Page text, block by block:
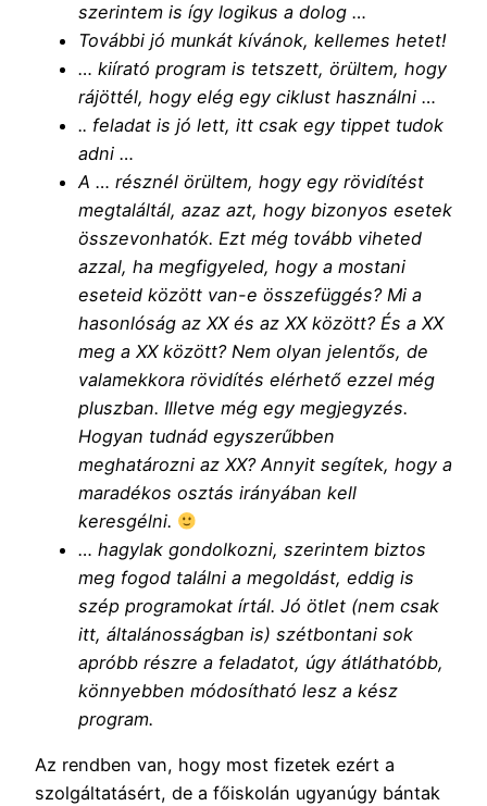
szerintem is így logikus a dolog …
További jó munkát kívánok, kellemes hetet!
… kiírató program is tetszett, örültem, hogy
rájöttél, hogy elég egy ciklust használni …
.. feladat is jó lett, itt csak egy tippet tudok
adni …
A … résznél örültem, hogy egy rövidítést
megtaláltál, azaz azt, hogy bizonyos esetek
összevonhatók. Ezt még tovább viheted
azzal, ha megfigyeled, hogy a mostani
eseteid között van-e összefüggés? Mi a
hasonlóság az XX és az XX között? És a XX
meg a XX között? Nem olyan jelentős, de
valamekkora rövidítés elérhető ezzel még
pluszban. Illetve még egy megjegyzés.
Hogyan tudnád egyszerűbben
meghatározni az XX? Annyit segítek, hogy a
maradékos osztás irányában kell
keresgélni.
… hagylak gondolkozni, szerintem biztos
meg fogod találni a megoldást, eddig is
szép programokat írtál. Jó ötlet (nem csak
itt, általánosságban is) szétbontani sok
apróbb részre a feladatot, úgy átláthatóbb,
könnyebben módosítható lesz a kész
program.
Az rendben van, hogy most fizetek ezért a
szolgáltatásért, de a főiskolán ugyanúgy bántak